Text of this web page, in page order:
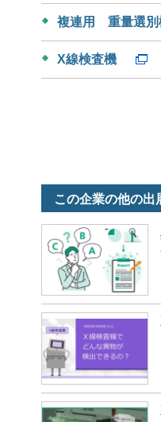
複連用 重量選別
X線検査機
この企業の他の出